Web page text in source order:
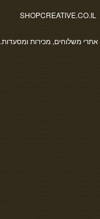
SHOPCREATIVE.CO.IL
אתרי משלוחים, מכירות ומסעדות.